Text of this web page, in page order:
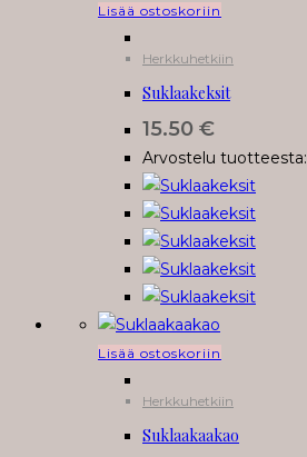
Lisää ostoskoriin
Herkkuhetkiin
Suklaakeksit
15.50 €
Arvostelu tuotteesta:
Lisää ostoskoriin
Herkkuhetkiin
Suklaakaakao